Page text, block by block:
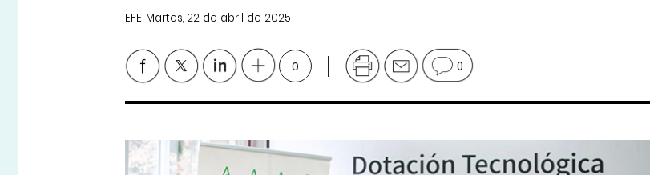
EFE Martes, 22 de abril de 2025
0 0